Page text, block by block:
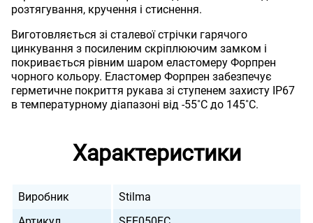
розтягування, кручення і стиснення.
Виготовляється зі сталевої стрічки гарячого
цинкування з посиленим скріплюючим замком і
покривається рівним шаром еластомеру Форпрен
чорного кольору. Еластомер Форпрен забезпечує
герметичне покриття рукава зі ступенем захисту IP67
в температурному діапазоні від -55˚C до 145˚C.
Характеристики
Виробник
Stilma